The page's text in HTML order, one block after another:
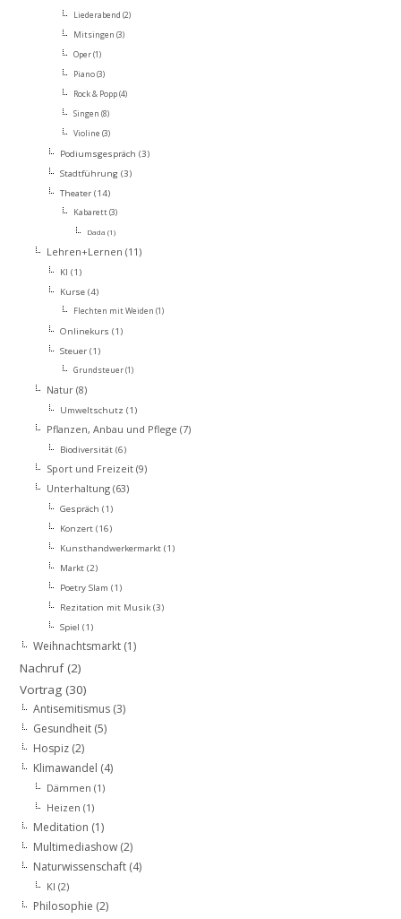
Liederabend (2)
Mitsingen (3)
Oper(1)
Piano(3)
Rock & Popp(4)
Singen (8)
Violine (3)
Podiumsgespräch (3)
Stadtführung (3)
Theater(14)
Kabarett(3)
Dada (1)
Lehren+Lernen (11)
KI (1)
Kurse(4)
Flechten mit Weiden (1)
Onlinekurs (1)
Steuer(1)
Grundsteuer(1)
Natur(8)
Umweltschutz (1)
Pflanzen, Anbau und Pflege (7)
Biodiversität(6)
Sport und Freizeit(9)
Unterhaltung(63)
Gespräch (1)
Konzert(16)
Kunsthandwerkermarkt(1)
Markt(2)
Poetry Slam (1)
Rezitation mit Musik(3)
Spiel (1)
Weihnachtsmarkt(1)
Nachruf(2)
Vortrag(30)
Antisemitismus(3)
Gesundheit(5)
Hospiz(2)
Klimawandel (4)
Dämmen (1)
Heizen (1)
Meditation (1)
Multimediashow(2)
Naturwissenschaft(4)
KI (2)
Philosophie (2)